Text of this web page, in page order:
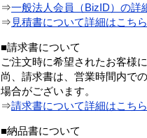
⇒一般法人会員（BizID）の詳
⇒ 見積書について詳細はこちら
■請求書について
ご注文時に希望されたお客様
尚、請求書は、営業時間内で
場合がございます。
⇒請求書について詳細はこちら
■納品書について